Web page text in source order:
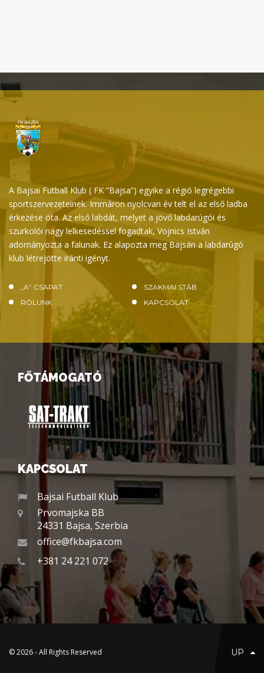
A Bajsai Futball Klub ( FK “Bajsa”) egyike a régió legrégebbi
sportszervezeteinek. Immáron nyolcvan év telt el az első ladba
érkezése óta. Az első labdát, melyet a jövő labdarúgói és
szurkolói nagy lelkesedéssel fogadtak, Vojnics István
adományozta a falunak. Ez alapozta meg Bajsán a labdarúgó
klub létrejötte iránti igényt.
„A” CSAPAT
SZAKMAI STÁB
RÓLUNK
KAPCSOLAT
FŐTÁMOGATÓ
KAPCSOLAT
Bajsai Futball Klub
Prvomajska BB
24331 Bajsa, Szerbia
office@fkbajsa.com
+381 24 221 072
© 2026 - All Rights Reserved UP